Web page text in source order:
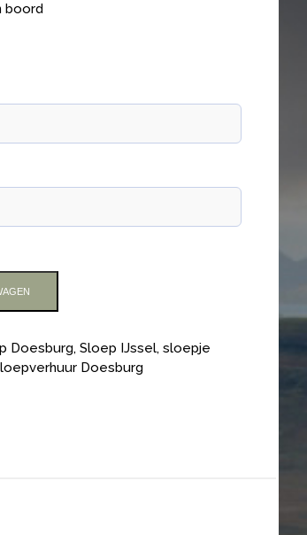
boord
Doesburg, Sloep IJssel, sloepje
Doesburg